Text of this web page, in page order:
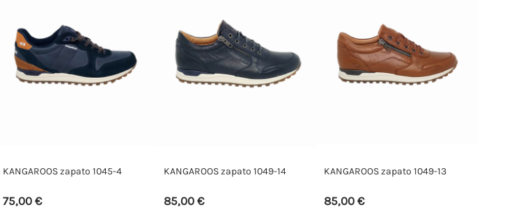
KANGAROOS zapato 1045-4
75,00 €
KANGAROOS zapato 1049-14
85,00 €
KANGAROOS zapato 1049-13
85,00 €